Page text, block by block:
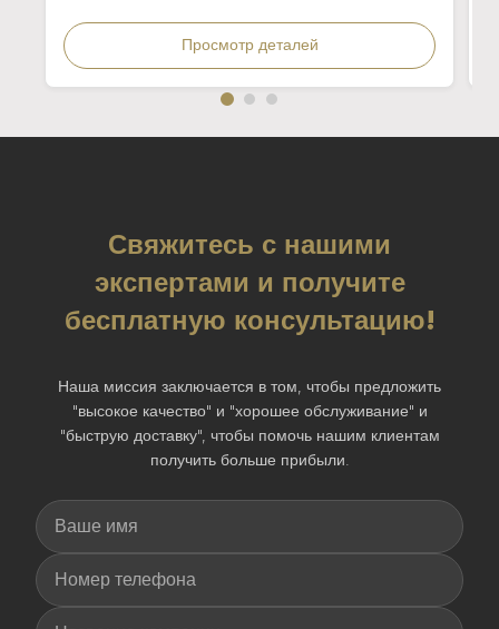
Просмотр деталей
Свяжитесь с нашими
экспертами и получите
бесплатную консультацию!
Наша миссия заключается в том, чтобы предложить
"высокое качество" и "хорошее обслуживание" и
"быструю доставку", чтобы помочь нашим клиентам
получить больше прибыли.